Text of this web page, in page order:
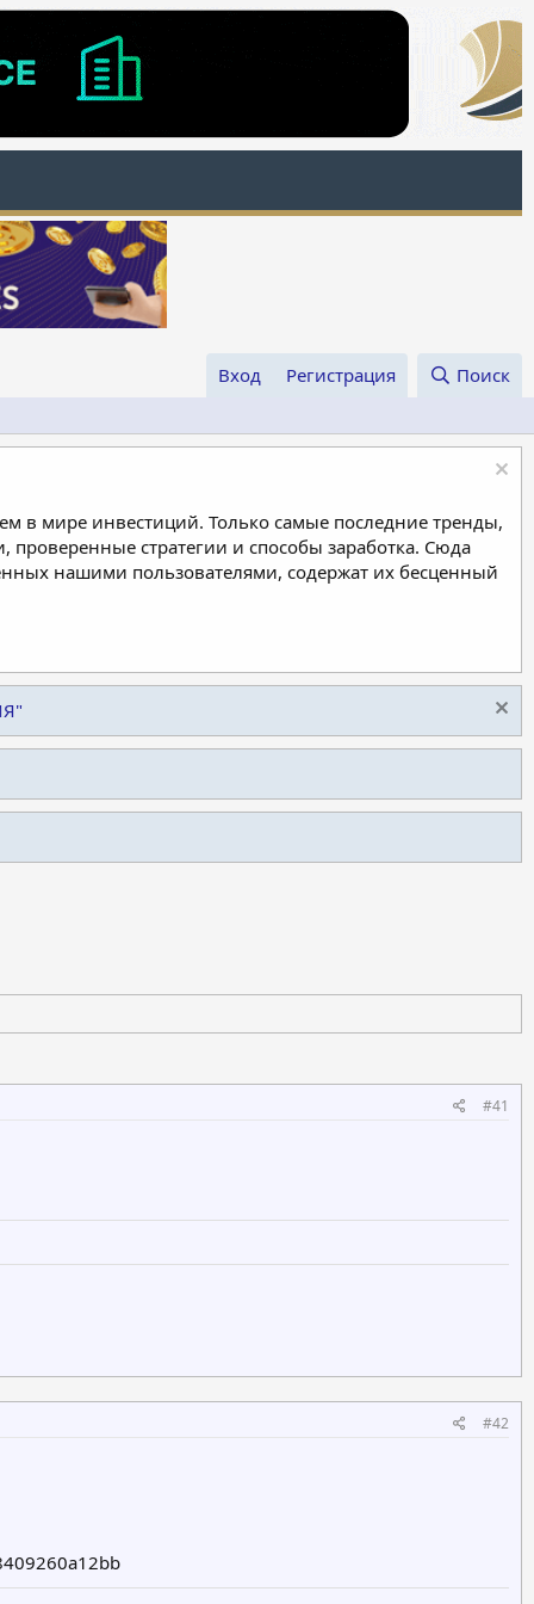
Вход Регистрация Поиск
в мире инвестиций. Только самые последние тренды,
стратегии и способы заработка. Сюда
нашими пользователями, содержат их бесценный
#41
#42